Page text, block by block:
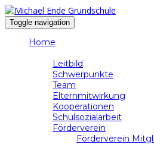
Toggle navigation
Home
Leitbild
Schwerpunkte
Team
Elternmitwirkung
Kooperationen
Schulsozialarbeit
Förderverein
Förderverein